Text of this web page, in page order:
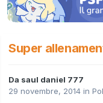
Super
Da saul daniel 777
29 novembre, 2014 in